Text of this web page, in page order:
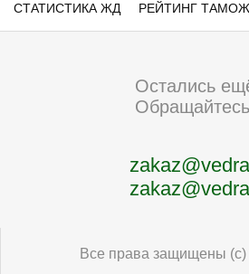
СТАТИСТИКА ЖД РЕЙТИНГ
Все права защищены (с)
Остались